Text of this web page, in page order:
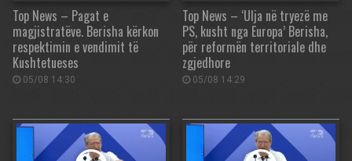
Top News – Pagat e
magjistratëve. Berisha kërkon
respektimin e vendimit të
Kushtetueses
05/08 14:30
Top News – ‘Ulja në tryezë me
PS, kusht nga Europa’ Berisha,
për reformën territoriale dhe
zgjedhore
05/08 14:29